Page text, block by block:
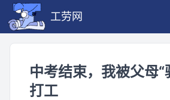
工劳网
中考结束，我被父母“
打工